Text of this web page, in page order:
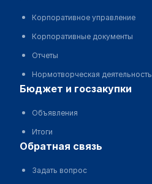
Корпоративное управление
Корпоративные документы
Отчеты
Нормотворческая деятельность
бюджет и госзакупки
Объявления
Итоги
обратная связь
Задать вопрос